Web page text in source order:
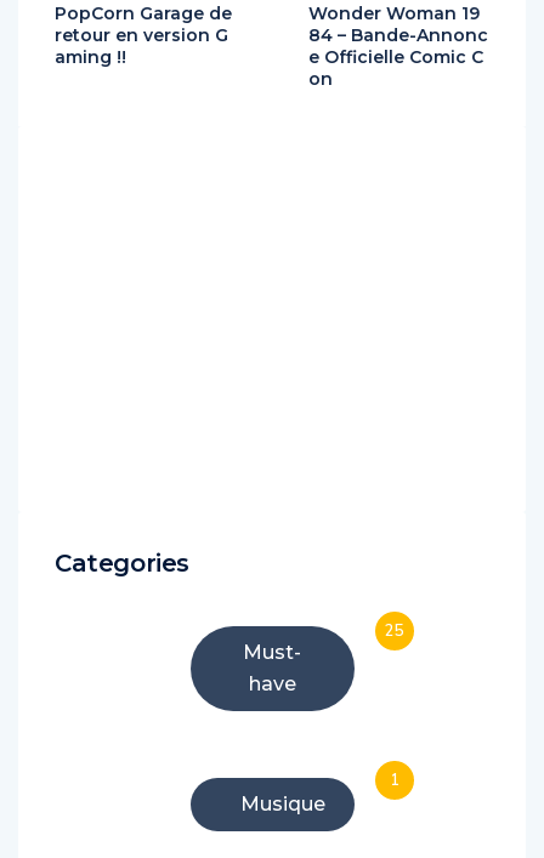
PopCorn Garage de
retour en version G
aming !!
Wonder Woman 19
84 – Bande-Annonc
e Officielle Comic C
on
Categories
Must-
have
25
Musique
1